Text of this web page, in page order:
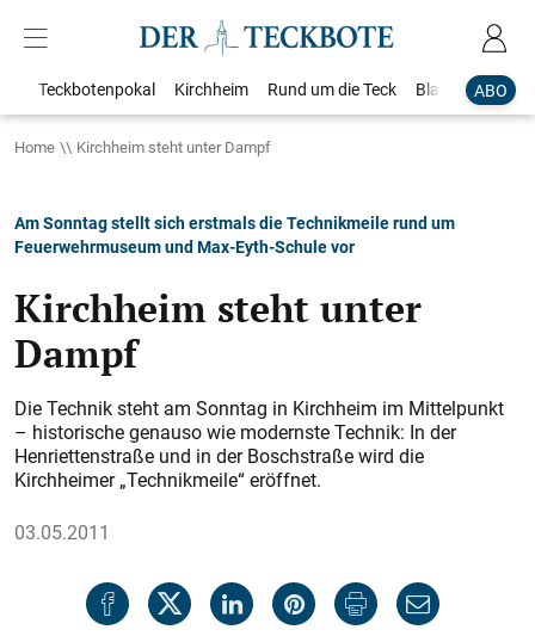
ABO
Teckbotenpokal Kirchheim Rund um die Teck Blaulicht
Home Kirchheim steht unter Dampf
Am Sonntag stellt sich erstmals die Technikmeile rund um
Feuerwehrmuseum und Max-Eyth-Schule vor
Kirchheim steht unter
Dampf
Die Technik steht am Sonntag in Kirchheim im Mittelpunkt
– historische genauso wie modernste Technik: In der
Henriettenstraße und in der Boschstraße wird die
Kirchheimer „Technikmeile“ eröffnet.
03.05.2011